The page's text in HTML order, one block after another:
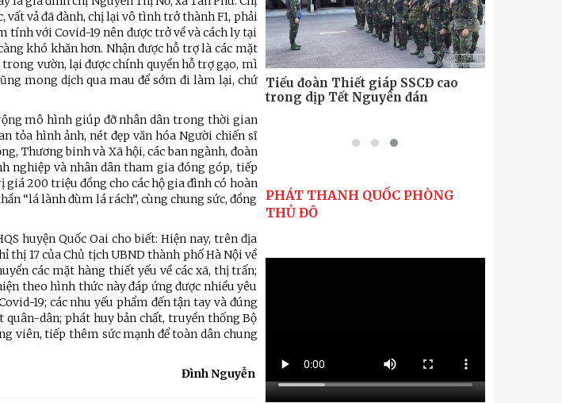
vất vả đã đành, chị lại vô tình trở thành F1, phải
với Covid-19 nên được trở về và cách ly tại
khó khăn hơn. Nhận được hỗ trợ là các mặt
vườn, lại được chính quyền hỗ trợ gạo, mì
mong dịch qua mau để sớm đi làm lại, chứ
mô hình giúp đỡ nhân dân trong thời gian
tỏa hình ảnh, nét đẹp văn hóa Người chiến sĩ
Thương binh và Xã hội, các ban ngành, đoàn
nghiệp và nhân dân tham gia đóng góp, tiếp
giá 200 triệu đồng cho các hộ gia đình có hoàn
“lá lành đùm lá rách”, cùng chung sức, đồng
huyện Quốc Oai cho biết: Hiện nay, trên địa
17 của Chủ tịch UBND thành phố Hà Nội về
các mặt hàng thiết yếu về các xã, thị trấn;
theo hình thức này đáp ứng được nhiều yêu
19; các nhu yếu phẩm đến tận tay và đúng
dân; phát huy bản chất, truyền thống Bộ
viên, tiếp thêm sức mạnh để toàn dân chung
Đình Nguyễn
tốt diễn tập chiến thuật có bắn đạn
thật
Nơi sinh viên rèn ý trí, luyện kỹ
năng
Hương Tết ra đảo tiền tiêu
Tiểu đoàn Thiết giáp SSCĐ cao
trong dịp Tết Nguyên đán
PHÁT THANH QUỐC PHÒNG
THỦ ĐÔ